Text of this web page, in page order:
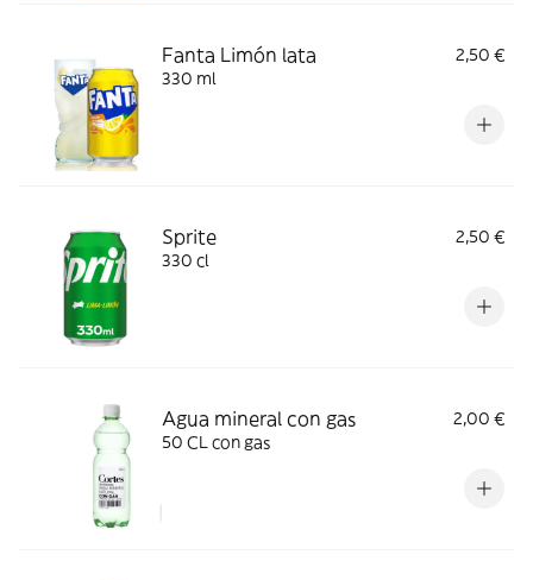
Fanta Limón lata
2,50 €
330 ml
Sprite
2,50 €
330 cl
Agua mineral con gas
2,00 €
50 CL con gas